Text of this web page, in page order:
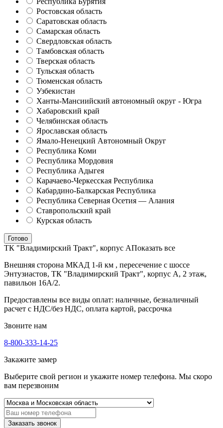
Ростовская область
Саратовская область
Самарская область
Свердловская область
Тамбовская область
Тверская область
Тульская область
Тюменская область
Узбекистан
Ханты-Мансиийский автономный округ - Югра
Хабаровский край
Челябинская область
Ярославская область
Ямало-Ненецкий Автономный Округ
Республика Коми
Республика Мордовия
Республика Адыгея
Карачаево-Черкесская Республика
Кабардино-Балкарская Республика
Республика Северная Осетия — Алания
Ставропольский край
Курская область
Готово
ТК "Владимирский Тракт", корпус АПоказать все
Внешняя сторона МКАД 1-й км , пересечение с шоссе
Энтузиастов, ТК "Владимирский Тракт", корпус А, 2 этаж,
павильон 16А/2.
Предоставлены все виды оплат: наличные, безналичный
расчет с НДС/без НДС, оплата картой, рассрочка
Звоните нам
8-800-333-14-25
Закажите замер
Выберите свой регион и укажите номер телефона. Мы скоро
вам перезвоним
Заказать звонок